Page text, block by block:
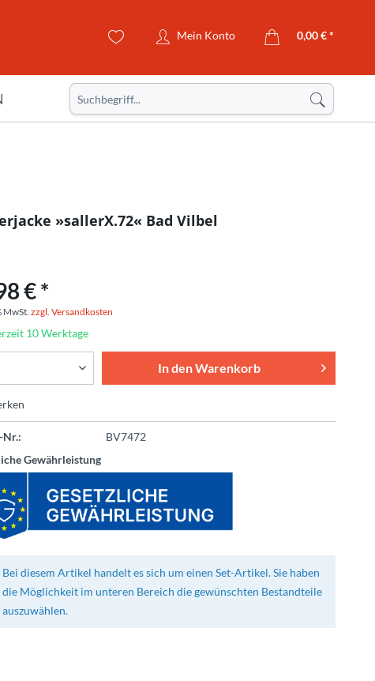
Mein Konto 0,00 € *
»sallerX.72« Bad Vilbel
€ *
MwSt.zzgl. Versandkosten
10 Werktage
In denWarenkorb
BV7472
Gewährleistung
Bei diesem Artikel handelt es sich um einen Set-Artikel. Sie haben
die Möglichkeit im unteren Bereich die gewünschten Bestandteile
auszuwählen.